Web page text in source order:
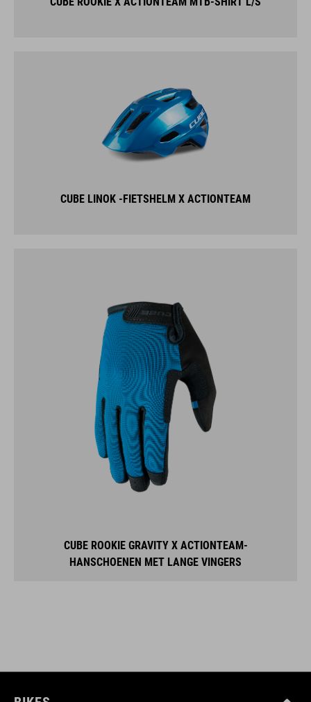
CUBE LINOK -FIETSHELM X ACTIONTEAM
CUBE ROOKIE GRAVITY X ACTIONTEAM-
HANSCHOENEN MET LANGE VINGERS